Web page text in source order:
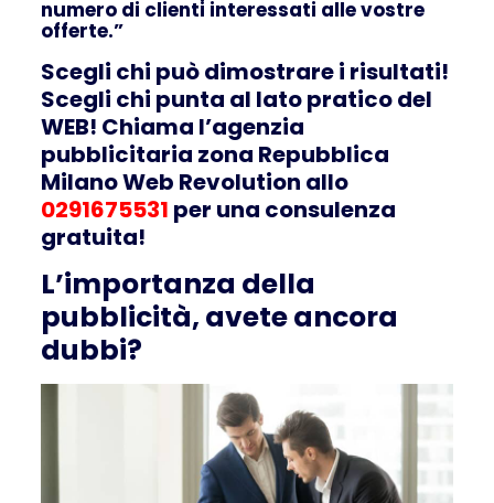
numero di clienti interessati alle vostre
offerte.”
Scegli chi può dimostrare i risultati!
Scegli chi punta al lato pratico del
WEB! Chiama l’agenzia
pubblicitaria zona Repubblica
Milano Web Revolution allo
0291675531 per una consulenza
gratuita!
L’importanza della
pubblicità, avete ancora
dubbi?